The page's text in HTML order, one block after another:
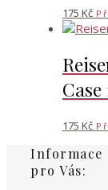
175 Kč
Case
175 Kč
Informace
pro Vás: